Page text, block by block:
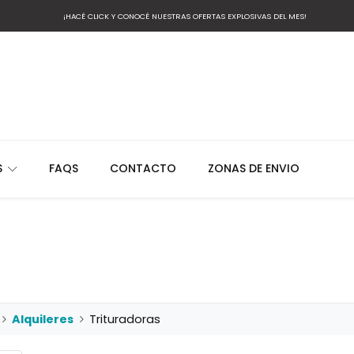
¡HACÉ CLICK Y CONOCÉ NUESTRAS OFERTAS EXPLOSIVAS DEL MES!
FAQS CONTACTO ZONAS DE ENVIO
Alquileres Trituradoras